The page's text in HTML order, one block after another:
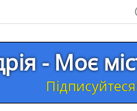
- Моє